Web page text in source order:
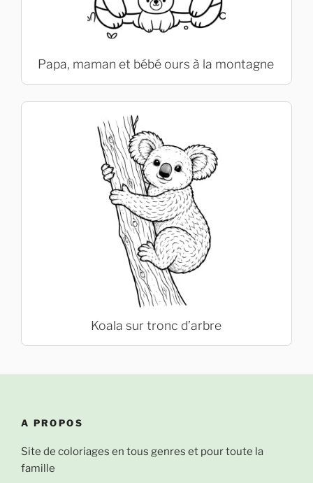
Papa, maman et bébé ours à la montagne
Koala sur tronc d’arbre
A PROPOS
Site de coloriages en tous genres et pour toute la
famille